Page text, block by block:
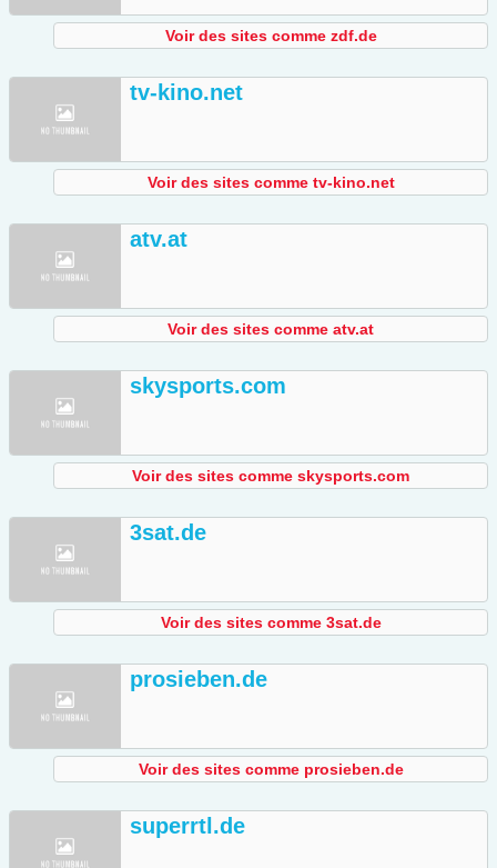
Voir des sites comme zdf.de
tv-kino.net
Voir des sites comme tv-kino.net
atv.at
Voir des sites comme atv.at
skysports.com
Voir des sites comme skysports.com
3sat.de
Voir des sites comme 3sat.de
prosieben.de
Voir des sites comme prosieben.de
superrtl.de